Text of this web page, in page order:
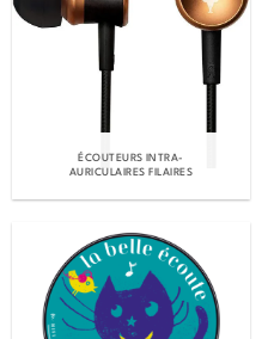
ÉCOUTEURS INTRA-
AURICULAIRES FILAIRES